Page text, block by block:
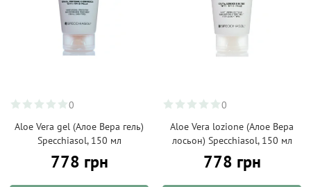
0
Aloe Vera gel (Алое Вера гель)
Specchiasol, 150 мл
778 грн
0
Aloe Vera lozione (Алое Вера
лосьон) Specchiasol, 150 мл
778 грн